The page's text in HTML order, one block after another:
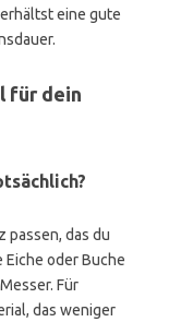
eine gute
für dein
passen, das du
oder Buche
Für
das weniger